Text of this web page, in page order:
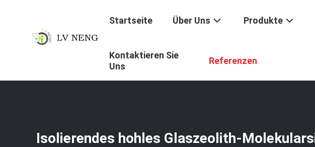
Startseite Über Uns Produkte
Kontaktieren Sie
Uns
Referenzen
/ Molekularsiebe Des Zeoliths
Isolierendes hohles Glaszeolith-